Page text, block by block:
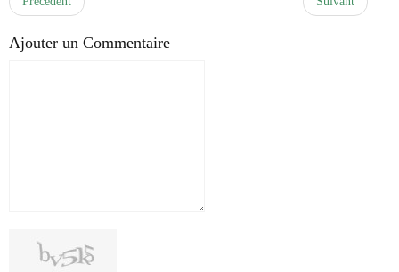
Ajouter un Commentaire